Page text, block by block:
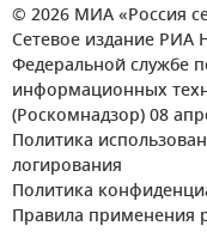
© 2026 МИА «Россия
Сетевое издание РИА
Федеральной службе
информационных
(Роскомнадзор) 08
Политика
логирования
Политика
Правила применения